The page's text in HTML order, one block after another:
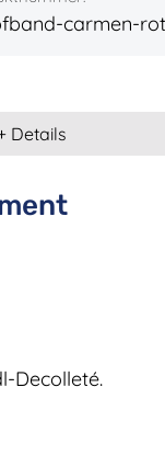
carmen-rot
Details
Decolleté.